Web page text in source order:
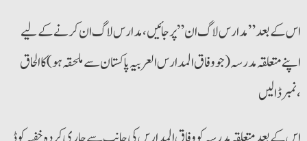
اس کے بعد ” مدارس لاگ ان” پر جائیں ، مدارس لاگ ان کرنے کے لیے
اپنے متعلقہ مدرسہ ( جو وفاق المدارس العربیہ پاکستان سے ملحقہ ہو) کا الحاق
نمبر ڈالیں،